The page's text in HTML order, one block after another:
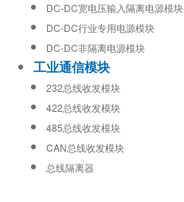
DC-DC宽电压输入隔离电源模块
DC-DC行业专用电源模块
DC-DC非隔离电源模块
工业通信模块
232总线收发模块
422总线收发模块
485总线收发模块
CAN总线收发模块
总线隔离器